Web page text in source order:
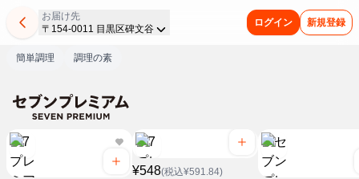
お届け先
〒154-0011 目黒区碑文谷
ログイン 新規登録
簡単調理 調理の素
¥548(税込¥591.84)